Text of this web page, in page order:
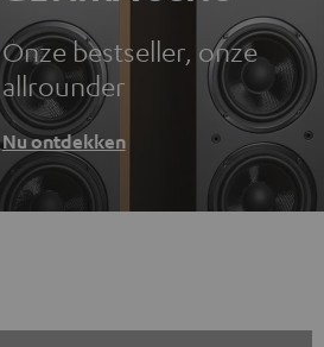
Onze bestseller, onze
allrounder
Nu ontdekken